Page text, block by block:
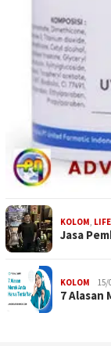
KOLOM LIFE
Jasa
KOLOM 15/
7 Alasan